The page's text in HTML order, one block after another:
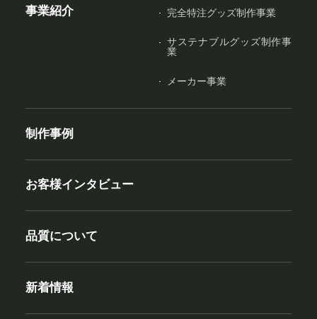
事業紹介 完全特注グッズ制作事業
サステナブルグッズ制作事
業
メーカー事業
制作事例
お客様インタビュー
品質について
新着情報